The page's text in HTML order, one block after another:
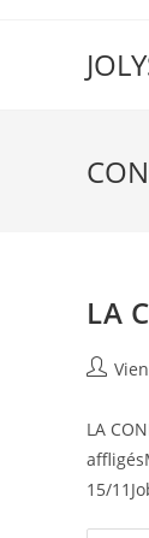
LA
LA
15/